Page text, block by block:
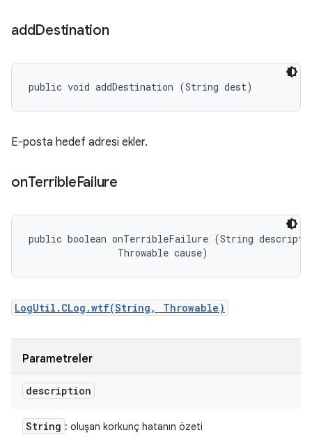
addDestination
public void addDestination (String dest)
E-posta hedef adresi ekler.
onTerribleFailure
public boolean onTerribleFailure (String
                Throwable cause)
LogUtil.CLog.wtf(String, Throwable)
Parametreler
description
String : oluşan korkunç hatanın özeti